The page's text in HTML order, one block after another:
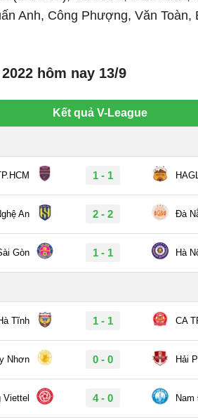
Anh, Công Phượng, Văn Toàn,
hôm nay 13/9